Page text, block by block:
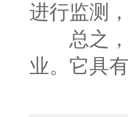
进行监测
总之，
业。它具